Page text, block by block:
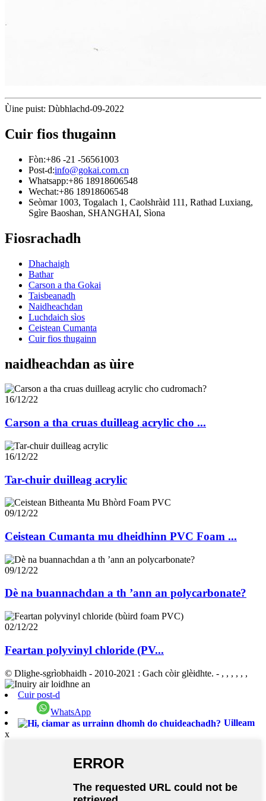
Ùine puist: Dùbhlachd-09-2022
Cuir fios thugainn
Fòn:+86 -21 -56561003
Post-d:info@gokai.com.cn
Whatsapp:+86 18918606548
Wechat:+86 18918606548
Seòmar 1003, Togalach 1, Caolshràid 111, Rathad Luxiang,
Sgìre Baoshan, SHANGHAI, Sìona
Fiosrachadh
Dhachaigh
Bathar
Carson a tha Gokai
Taisbeanadh
Naidheachdan
Luchdaich sìos
Ceistean Cumanta
Cuir fios thugainn
naidheachdan as ùire
16/12/22
Carson a tha cruas duilleag acrylic cho ...
16/12/22
Tar-chuir duilleag acrylic
09/12/22
Ceistean Cumanta mu dheidhinn PVC Foam ...
09/12/22
Dè na buannachdan a th ’ann an polycarbonate?
02/12/22
Feartan polyvinyl chloride (PV...
© Dlighe-sgrìobhaidh - 2010-2021 : Gach còir glèidhte. - , , , , , ,
Cuir post-d
WhatsApp
Uilleam
x